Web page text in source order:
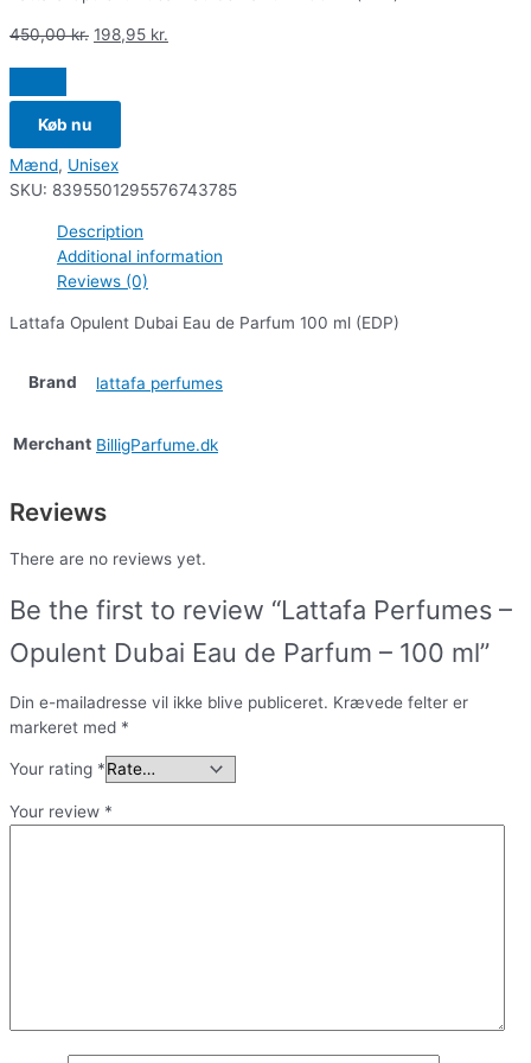
450,00kr. 198,95 kr.
Køb nu
Mænd, Unisex
SKU: 8395501295576743785
Description
Additional information
Reviews (0)
Lattafa Opulent Dubai Eau de Parfum 100 ml (EDP)
Brand lattafa perfumes
Merchant BilligParfume.dk
Reviews
There are no reviews yet.
Be the first to review “Lattafa Perfumes –
Opulent Dubai Eau de Parfum – 100 ml”
Din e-mailadresse vil ikke blive publiceret. Krævede felter er
markeret med *
Your rating *
Your review *